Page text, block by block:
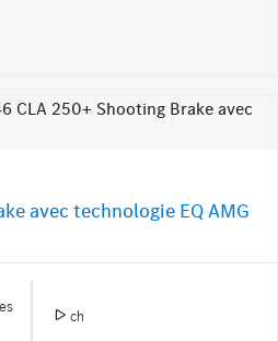
avec technologie EQ AMG
ch